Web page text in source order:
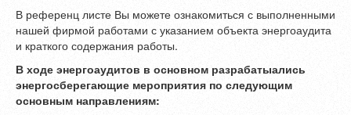
В референц листе Вы можете ознакомиться с выполненными
нашей фирмой работами с указанием объекта энергоаудита
и краткого содержания работы.
В ходе энергоаудитов в основном разрабатыались
энергосберегающие мероприятия по следующим
основным направлениям: